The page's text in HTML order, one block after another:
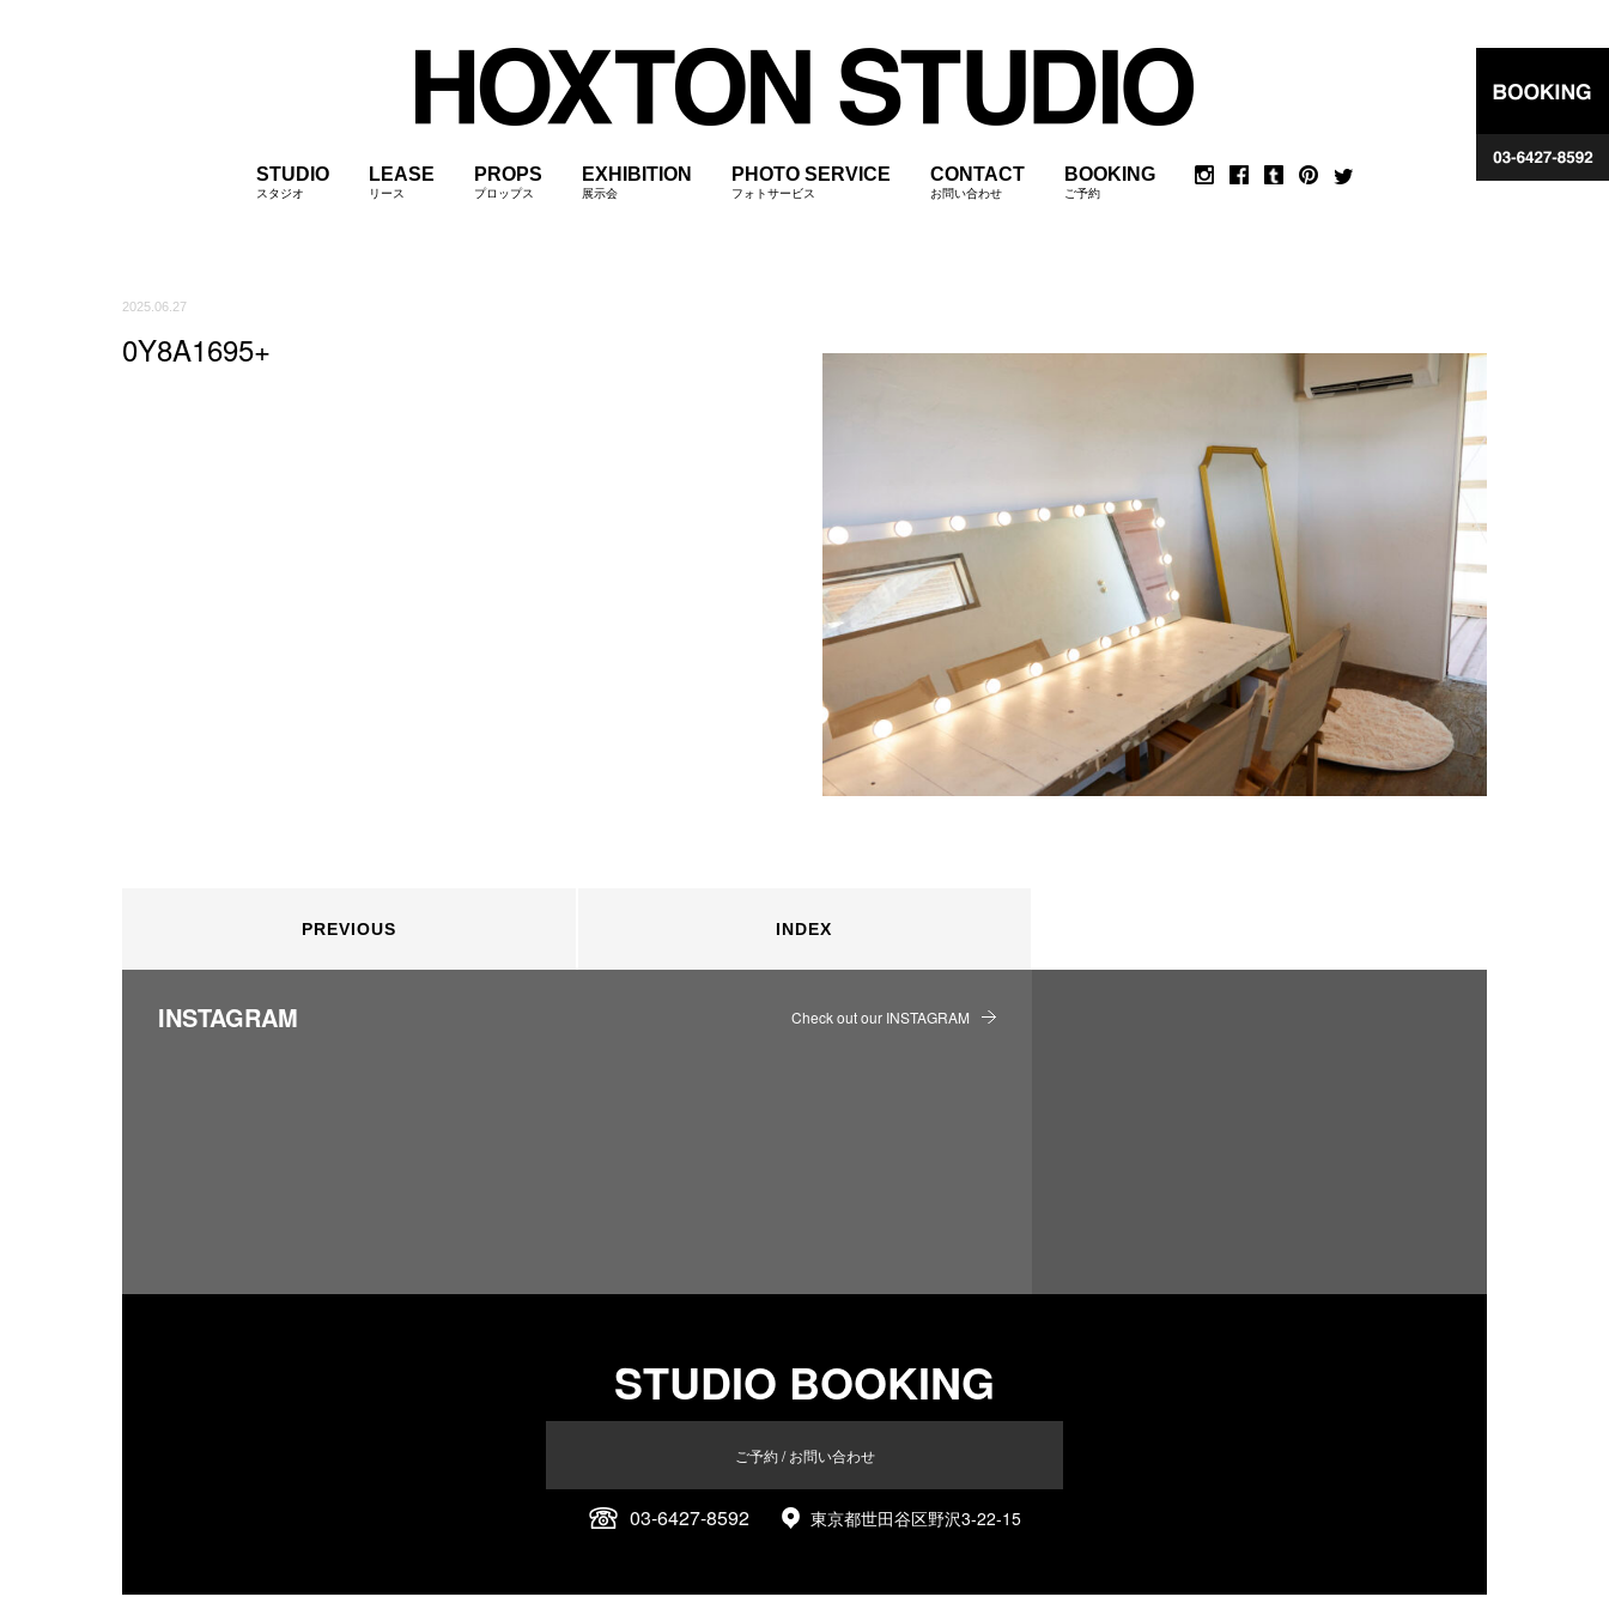
STUDIO
スタジオ
LEASE
リース
PROPS
プロップス
EXHIBITION
展示会
PHOTO SERVICE
フォトサービス
CONTACT
お問い合わせ
BOOKING
ご予約
2025.06.27
0Y8A1695+
PREVIOUS INDEX
INSTAGRAM Check out our INSTAGRAM
STUDIO BOOKING
ご予約 / お問い合わせ
03-6427-8592 東京都世田谷区野沢3-22-15